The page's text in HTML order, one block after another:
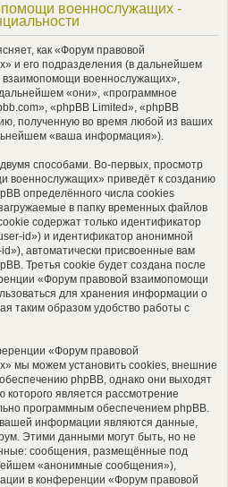
военнослужащих -
как «Форум правовой
и его подразделения (в дальнейшем
военнослужащих»,
«они», «программное
«phpBB Limited», «phpBB
полученную во время любой из ваших
«ваша информация»).
способами. Во-первых, просмотр
военнослужащих» приведёт к созданию
определённого числа cookies
в папку временных файлов
содержат только идентификатор
id») и идентификатор анонимной
автоматически присвоенные вам
Третья cookie будет создана после
«Форум правовой взаимопомощи
для хранения информации о
таким образом удобство работы с
«Форум правовой
мы можем установить cookies, внешние
phpBB, однако они выходят
которого является рассмотрение
программным обеспечением phpBB.
информации являются данные,
Этими данными могут быть, но не
сообщения, размещённые под
«анонимные сообщения»),
в конференции «Форум правовой